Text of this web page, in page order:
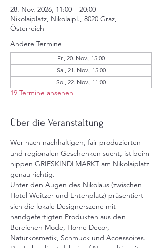
28. Nov. 2026, 11:00 – 20:00
Nikolaiplatz, Nikolaipl., 8020 Graz,
Österreich
Andere Termine
Fr., 20. Nov., 15:00
Sa., 21. Nov., 15:00
So., 22. Nov., 11:00
19 Termine ansehen
Über die Veranstaltung
Wer nach nachhaltigen, fair produzierten
und regionalen Geschenken sucht, ist beim
hippen GRIESKINDLMARKT am Nikolaiplatz
genau richtig.
Unter den Augen des Nikolaus (zwischen
Hotel Weitzer und Entenplatz) präsentiert
sich die lokale Designerszene mit
handgefertigten Produkten aus den
Bereichen Mode, Home Decor,
Naturkosmetik, Schmuck und Accessoires.